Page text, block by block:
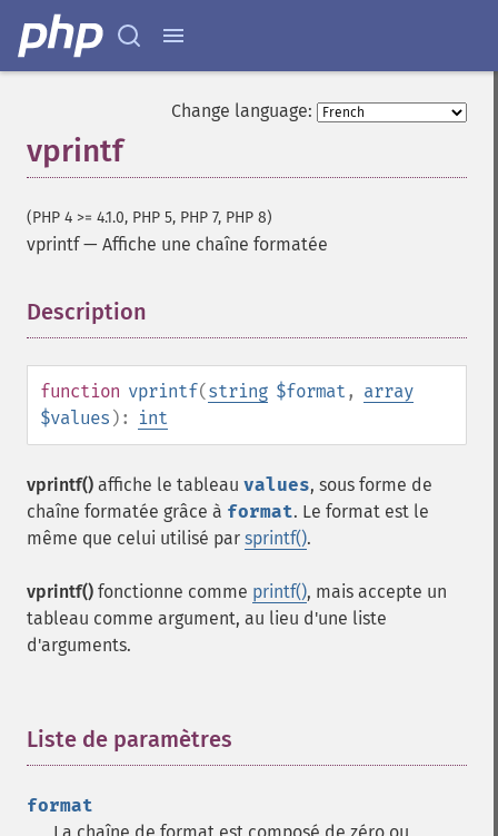
Change language:
vprintf
(PHP 4 >= 4.1.0, PHP 5, PHP 7, PHP 8)
vprintf— Affiche une chaîne formatée
Description
function vprintf(string $format , array
$values ): int
vprintf() affiche le tableau values, sous forme de
chaîne formatée grâce à format. Le format est le
même que celui utilisé par sprintf().
vprintf() fonctionne comme printf(), mais accepte un
tableau comme argument, au lieu d'une liste
d'arguments.
Liste de paramètres
format